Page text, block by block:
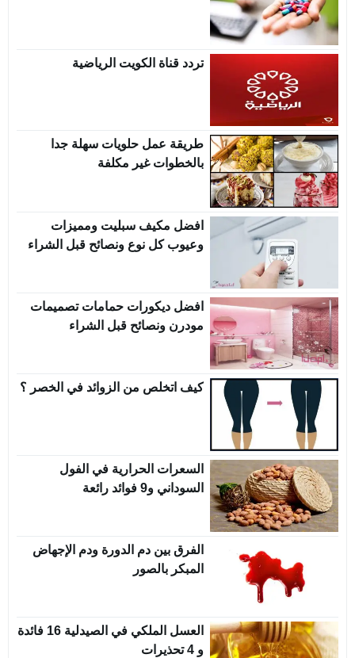
تردد قناة الكويت الرياضية
طريقة عمل حلويات سهلة جدا
بالخطوات غير مكلفة
افضل مكيف سبليت ومميزات
وعيوب كل نوع ونصائح قبل الشراء
افضل ديكورات حمامات تصميمات
مودرن ونصائح قبل الشراء
كيف اتخلص من الزوائد في الخصر ؟
السعرات الحرارية في الفول
السوداني و9 فوائد رائعة
الفرق بين دم الدورة ودم الإجهاض
المبكر بالصور
العسل الملكي في الصيدلية 16 فائدة
و 4 تحذيرات